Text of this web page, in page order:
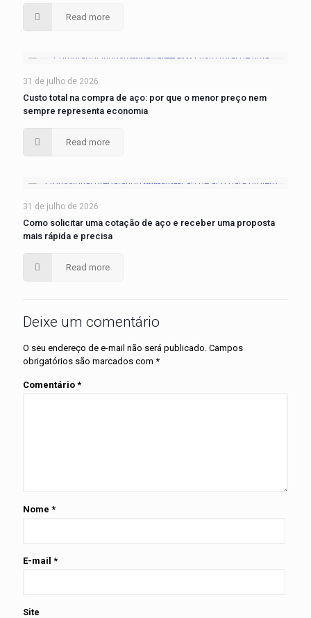
Read more
31 de julho de 2026
Custo total na compra de aço: por que o menor preço nem
sempre representa economia
Read more
31 de julho de 2026
Como solicitar uma cotação de aço e receber uma proposta
mais rápida e precisa
Read more
Deixe um comentário
O seu endereço de e-mail não será publicado. Campos
obrigatórios são marcados com *
Comentário *
Nome *
E-mail *
Site